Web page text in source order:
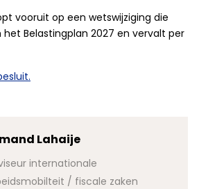
vooruit op een wetswijziging die
Belastingplan 2027 en vervalt per
Lahaije
internationale
/ fiscale zaken